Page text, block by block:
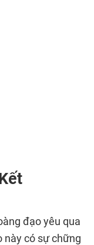
đạo yêu qua
này có sự chững